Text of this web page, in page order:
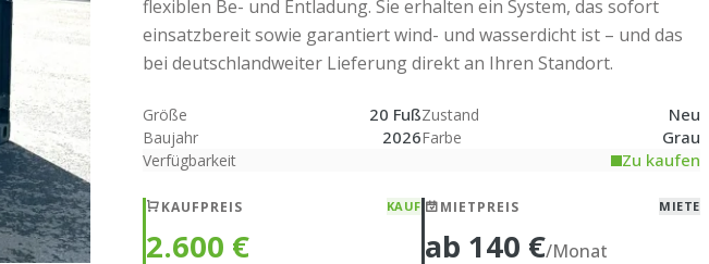
flexiblen Be- und Entladung. Sie erhalten ein System, das sofort
einsatzbereit sowie garantiert wind- und wasserdicht ist – und das
bei deutschlandweiter Lieferung direkt an Ihren Standort.
Größe 20 FußZustand Neu
Baujahr 2026Farbe Grau
Verfügbarkeit Zu kaufen
KAUF
KAUFPREIS
2.600 €
MIETE
MIETPREIS
ab 140 €/Monat